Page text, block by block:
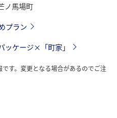
ノ馬場町
プラン
ッケージ×「町家」
す。変更となる場合があるのでご注